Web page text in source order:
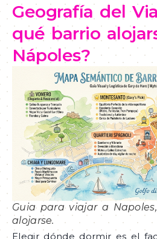
Geografía del
qué barrio
Nápoles?
Guia para viajar a
alojarse.
Elegir dónde dormir es el